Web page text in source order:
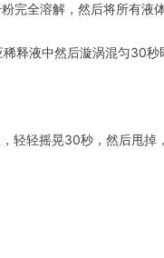
完全溶解，然后将所有液
释液中然后漩涡混匀30
轻轻摇晃30秒，然后甩掉